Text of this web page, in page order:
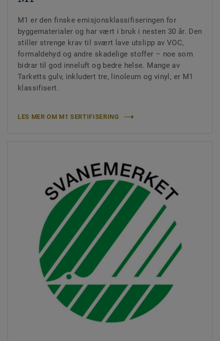
M1 er den finske emisjonsklassifiseringen for
byggematerialer og har vært i bruk i nesten 30 år. Den
stiller strenge krav til svært lave utslipp av VOC,
formaldehyd og andre skadelige stoffer – noe som
bidrar til god inneluft og bedre helse. Mange av
Tarketts gulv, inkludert tre, linoleum og vinyl, er M1
klassifisert.
LES MER OM M1 SERTIFISERING